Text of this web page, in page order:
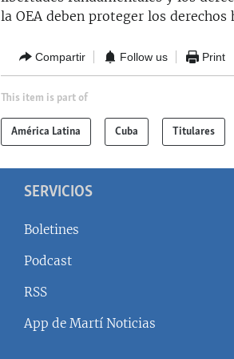
la OEA deben proteger los
Compartir Follow us Print
This item is part of
América Latina Cuba Titulares
SERVICIOS
Boletines
Podcast
RSS
App de Martí Noticias